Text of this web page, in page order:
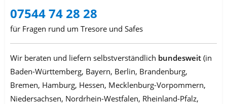
07544 74 28 28
für Fragen rund um Tresore und Safes
Wir beraten und liefern selbstverständlich bundesweit (in
Baden-Württemberg, Bayern, Berlin, Brandenburg,
Bremen, Hamburg, Hessen, Mecklenburg-Vorpommern,
Niedersachsen, Nordrhein-Westfalen, Rheinland-Pfalz,